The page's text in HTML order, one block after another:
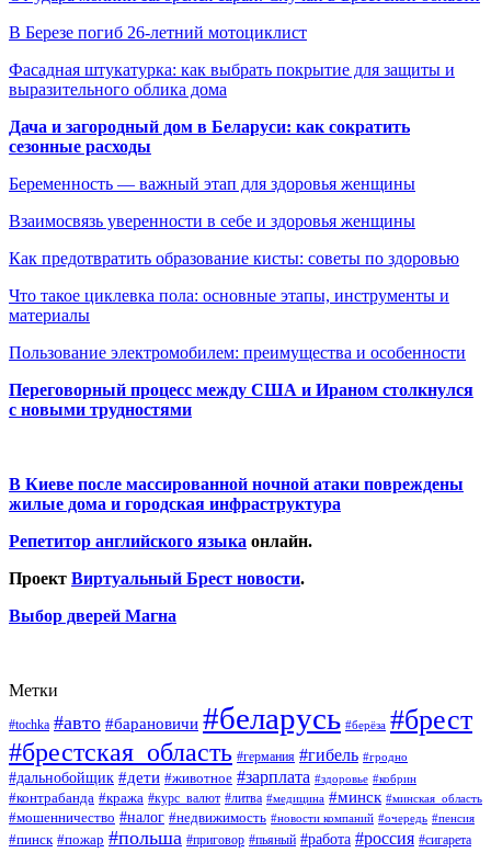
В Березе погиб 26-летний мотоциклист
Фасадная штукатурка: как выбрать покрытие для защиты и
выразительного облика дома
Дача и загородный дом в Беларуси: как сократить
сезонные расходы
Беременность — важный этап для здоровья женщины
Взаимосвязь уверенности в себе и здоровья женщины
Как предотвратить образование кисты: советы по здоровью
Что такое циклевка пола: основные этапы, инструменты и
материалы
Пользование электромобилем: преимущества и особенности
Переговорный процесс между США и Ираном столкнулся
с новыми трудностями
В Киеве после массированной ночной атаки повреждены
жилые дома и городская инфраструктура
Репетитор английского языка онлайн.
Проект Виртуальный Брест новости.
Выбор дверей Магна
Метки
#tochka #авто #барановичи #беларусь #берёза #брест
#брестская_область #германия #гибель #гродно
#дальнобойщик #дети #животное #зарплата #здоровье #кобрин
#контрабанда #кража #курс_валют #литва #медицина #минск #минская_область
#мошенничество #налог #недвижимость #новости компаний #очередь #пенсия
#пинск #пожар #польша #приговор #пьяный #работа #россия #сигарета